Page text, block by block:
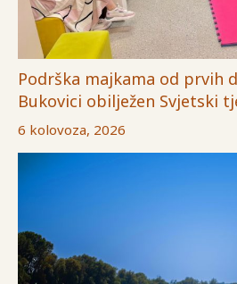
Podrška majkama od prvih
Bukovici obilježen Svjetski
6 kolovoza, 2026